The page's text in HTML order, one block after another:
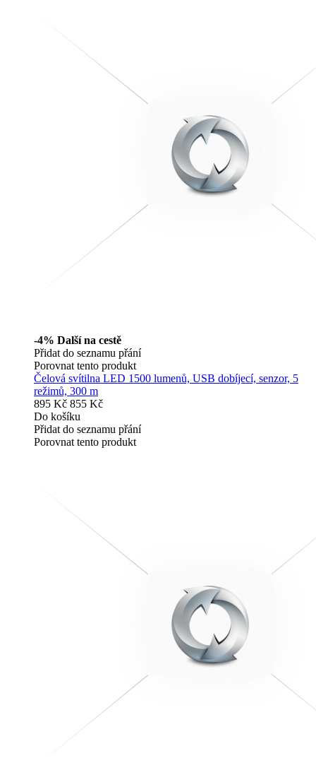
-4% Další na cestě
Přidat do seznamu přání
Porovnat tento produkt
Čelová svítilna LED 1500 lumenů, USB dobíjecí, senzor, 5
režimů, 300 m
895 Kč 855 Kč
Do košíku
Přidat do seznamu přání
Porovnat tento produkt